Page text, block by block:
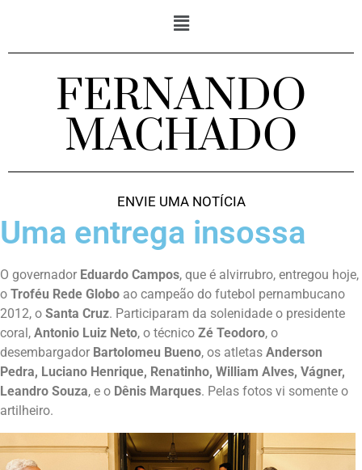
FERNANDO
MACHADO
ENVIE UMA NOTÍCIA
Uma entrega insossa
O governador Eduardo Campos, que é alvirrubro, entregou hoje,
o Troféu Rede Globo ao campeão do futebol pernambucano
2012, o Santa Cruz. Participaram da solenidade o presidente
coral, Antonio Luiz Neto, o técnico Zé Teodoro, o
desembargador Bartolomeu Bueno, os atletas Anderson
Pedra, Luciano Henrique, Renatinho, William Alves, Vágner,
Leandro Souza, e o Dênis Marques. Pelas fotos vi somente o
artilheiro.